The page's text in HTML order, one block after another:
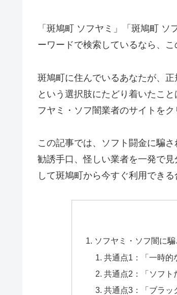
「斑鳩町 ソフヤミ」「斑鳩町
ーワードで検索しているなら、
斑鳩町に住んでいるあなたが、
という選択肢にたどり着いたこ
フヤミ・ソフ闇業者のサイトを
この記事では、ソフト闘金に騙
勧誘手口、怪しい業者を一発で
して斑鳩町から今すぐ利用でき
ソフヤミ・ソフ闇に
共通点1：「一時的
共通点2：「ソフト
共通点3：「ブラッ